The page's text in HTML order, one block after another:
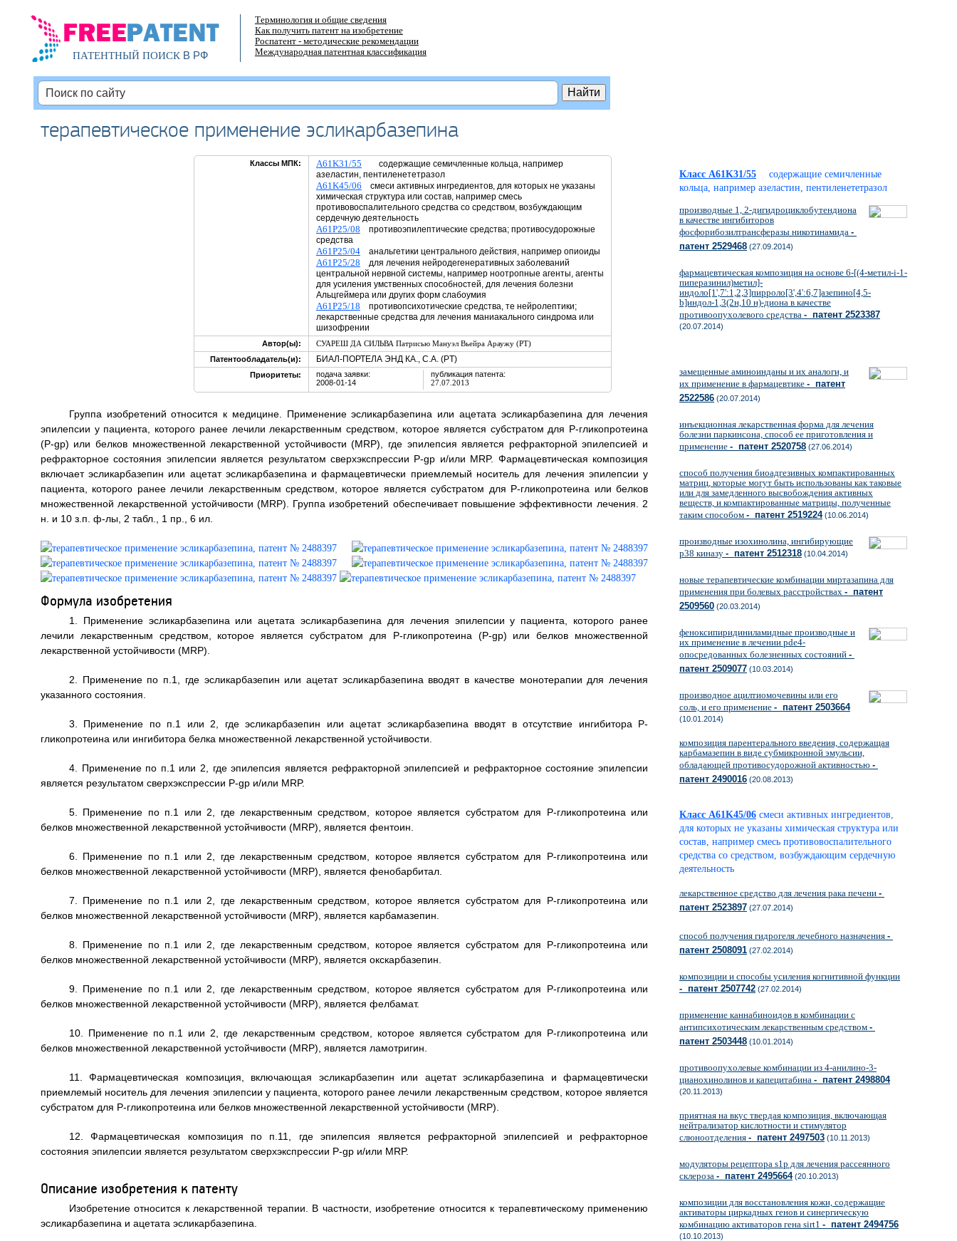
ПАТЕНТНЫЙ ПОИСКВ РФ
Терминология и общие сведения
Как получить патент на изобретение
Роспатент - методические рекомендации
Международная патентная классификация
терапевтическое применение эсликарбазепина
Классы МПК: A61K31/55 содержащие семичленные кольца, например
азеластин, пентиленететразол
A61K45/06 смеси активных ингредиентов, для которых не указаны
химическая структура или состав, например смесь
противовоспалительного средства со средством, возбуждающим
сердечную деятельность
A61P25/08 противоэпилептические средства; противосудорожные
средства
A61P25/04анальгетики центрального действия, например опиоиды
A61P25/28 для лечения нейродегенеративных заболеваний
центральной нервной системы, например ноотропные агенты, агенты
для усиления умственных способностей, для лечения болезни
Альцгеймера или других форм слабоумия
A61P25/18 противопсихотические средства, те нейролептики;
лекарственные средства для лечения маниакального синдрома или
шизофрении
Автор(ы):
СУАРЕШ ДА СИЛЬВА Патрисью Мануэл Вьейра Араужу (PT)
Патентообладатель(и):
БИАЛ-ПОРТЕЛА ЭНД КА., С.А. (PT)
Приоритеты:
подача заявки:
2008-01-14
публикация патента:
27.07.2013
Группа изобретений относится к медицине. Применение эсликарбазепина или ацетата эсликарбазепина для лечения
эпилепсии у пациента, которого ранее лечили лекарственным средством, которое является субстратом для Р-гликопротеина
(P-gp) или белков множественной лекарственной устойчивости (MRP), где эпилепсия является рефракторной эпилепсией и
рефракторное состояния эпилепсии является результатом сверхэкспрессии P-gp и/или MRP. Фармацевтическая композиция
включает эсликарбазепин или ацетат эсликарбазепина и фармацевтически приемлемый носитель для лечения эпилепсии у
пациента, которого ранее лечили лекарственным средством, которое является субстратом для Р-гликопротеина или белков
множественной лекарственной устойчивости (MRP). Группа изобретений обеспечивает повышение эффективности лечения. 2
н. и 10 з.п. ф-лы, 2 табл., 1 пр., 6 ил.
Формула изобретения
1. Применение эсликарбазепина или ацетата эсликарбазепина для лечения эпилепсии у пациента, которого ранее
лечили лекарственным средством, которое является субстратом для Р-гликопротеина (P-gp) или белков множественной
лекарственной устойчивости (MRP).
2. Применение по п.1, где эсликарбазепин или ацетат эсликарбазепина вводят в качестве монотерапии для лечения
указанного состояния.
3. Применение по п.1 или 2, где эсликарбазепин или ацетат эсликарбазепина вводят в отсутствие ингибитора Р-
гликопротеина или ингибитора белка множественной лекарственной устойчивости.
4. Применение по п.1 или 2, где эпилепсия является рефракторной эпилепсией и рефракторное состояние эпилепсии
является результатом сверхэкспрессии P-gp и/или MRP.
5. Применение по п.1 или 2, где лекарственным средством, которое является субстратом для Р-гликопротеина или
белков множественной лекарственной устойчивости (MRP), является фентоин.
6. Применение по п.1 или 2, где лекарственным средством, которое является субстратом для Р-гликопротеина или
белков множественной лекарственной устойчивости (MRP), является фенобарбитал.
7. Применение по п.1 или 2, где лекарственным средством, которое является субстратом для Р-гликопротеина или
белков множественной лекарственной устойчивости (MRP), является карбамазепин.
8. Применение по п.1 или 2, где лекарственным средством, которое является субстратом для Р-гликопротеина или
белков множественной лекарственной устойчивости (MRP), является окскарбазепин.
9. Применение по п.1 или 2, где лекарственным средством, которое является субстратом для Р-гликопротеина или
белков множественной лекарственной устойчивости (MRP), является фелбамат.
10. Применение по п.1 или 2, где лекарственным средством, которое является субстратом для Р-гликопротеина или
белков множественной лекарственной устойчивости (MRP), является ламотригин.
11. Фармацевтическая композиция, включающая эсликарбазепин или ацетат эсликарбазепина и фармацевтически
приемлемый носитель для лечения эпилепсии у пациента, которого ранее лечили лекарственным средством, которое является
субстратом для Р-гликопротеина или белков множественной лекарственной устойчивости (MRP).
12. Фармацевтическая композиция по п.11, где эпилепсия является рефракторной эпилепсией и рефракторное
состояния эпилепсии является результатом сверхэкспрессии P-gp и/или MRP.
Описание изобретения к патенту
Изобретение относится к лекарственной терапии. В частности, изобретение относится к терапевтическому применению
эсликарбазепина и ацетата эсликарбазепина.
Класс A61K31/55
содержащие семичленные
кольца, например азеластин, пентиленететразол
производные 1, 2-дигидроциклобутендиона
в качестве ингибиторов
фосфорибозилтрансферазы никотинамида -
патент 2529468 (27.09.2014)
фармацевтическая композиция на основе 6-[(4-метил-i-1-
пиперазинил)метил]-
индоло[1',7':1,2,3]пирроло[3',4':6,7]азепино[4,5-
b]индол-1,3(2н,10 н)-диона в качестве
противоопухолевого средства - патент 2523387
(20.07.2014)
замещенные аминоинданы и их аналоги, и
их применение в фармацевтике - патент
2522586 (20.07.2014)
инъекционная лекарственная форма для лечения
болезни паркинсона, способ ее приготовления и
применение - патент 2520758 (27.06.2014)
способ получения биоадгезивных компактированных
матриц, которые могут быть использованы как таковые
или для замедленного высвобождения активных
веществ, и компактированные матрицы, полученные
таким способом - патент 2519224(10.06.2014)
производные изохинолина, ингибирующие
р38 киназу - патент 2512318 (10.04.2014)
новые терапевтические комбинации миртазапина для
применения при болевых расстройствах - патент
2509560 (20.03.2014)
феноксипиридиниламидные производные и
их применение в лечении pde4-
опосредованных болезненных состояний -
патент 2509077 (10.03.2014)
производное ацилтиомочевины или его
соль, и его применение - патент 2503664
(10.01.2014)
композиция парентерального введения, содержащая
карбамазепин в виде субмикронной эмульсии,
обладающей противосудорожной активностью -
патент 2490016 (20.08.2013)
Класс A61K45/06 смеси активных ингредиентов,
для которых не указаны химическая структура или
состав, например смесь противовоспалительного
средства со средством, возбуждающим сердечную
деятельность
лекарственное средство для лечения рака печени -
патент 2523897 (27.07.2014)
способ получения гидрогеля лечебного назначения -
патент 2508091 (27.02.2014)
композиции и способы усиления когнитивной функции
- патент 2507742 (27.02.2014)
применение каннабиноидов в комбинации с
антипсихотическим лекарственным средством -
патент 2503448 (10.01.2014)
противоопухолевые комбинации из 4-анилино-3-
цианохинолинов и капецитабина - патент 2498804
(20.11.2013)
приятная на вкус твердая композиция, включающая
нейтрализатор кислотности и стимулятор
слюноотделения - патент 2497503 (10.11.2013)
модуляторы рецептора s1p для лечения рассеянного
склероза - патент 2495664(20.10.2013)
композиции для восстановления кожи, содержащие
активаторы циркадных генов и синергическую
комбинацию активаторов гена sirt1 - патент 2494756
(10.10.2013)